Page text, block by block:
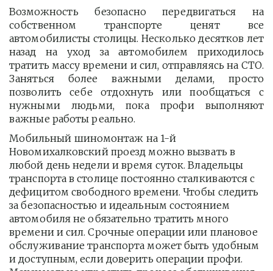
Возможность безопасно передвигаться на
собственном транспорте ценят все
автомобилисты столицы. Несколько десятков лет
назад на уход за автомобилем приходилось
тратить массу времени и сил, отправляясь на СТО.
Заняться более важными делами, просто
позволить себе отдохнуть или пообщаться с
нужными людьми, пока профи выполняют
важные работы реально.
Мобильный шиномонтаж на 1-й
Новомихалковский проезд можно вызвать в
любой день недели и время суток. Владельцы
транспорта в столице постоянно сталкиваются с
дефицитом свободного времени. Чтобы следить
за безопасностью и идеальным состоянием
автомобиля не обязательно тратить много
времени и сил. Срочные операции или плановое
обслуживание транспорта может быть удобным
и доступным, если доверить операции профи.